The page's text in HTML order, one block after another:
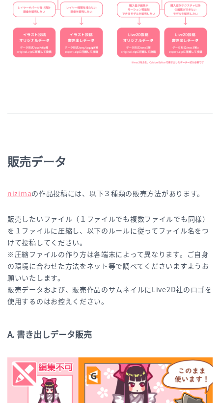
販売データ
nizimaの作品投稿には、以下３種類の販売方法があります。
販売したいファイル（１ファイルでも複数ファイルでも同様）
を１ファイルに圧縮し、以下のルールに従ってファイル名をつ
けて投稿してください。
※圧縮ファイルの作り方は各端末によって異なります。ご自身
の環境に合わせた方法をネット等で調べてくださいますようお
願いいたします。
販売データおよび、販売作品のサムネイルにLive2D社のロゴを
使用するのはお控えください。
A. 書き出しデータ販売